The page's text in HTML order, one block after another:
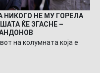
НЕ МУ ГОРЕЛА
ЌЕ ЗГАСНЕ –
на колумната која е